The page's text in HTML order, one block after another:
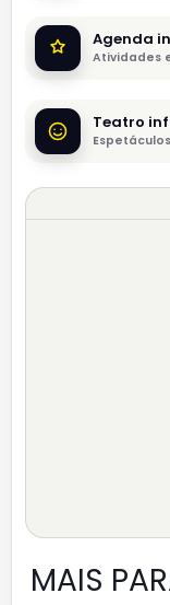
Agenda
Atividades
Teatro
MAIS